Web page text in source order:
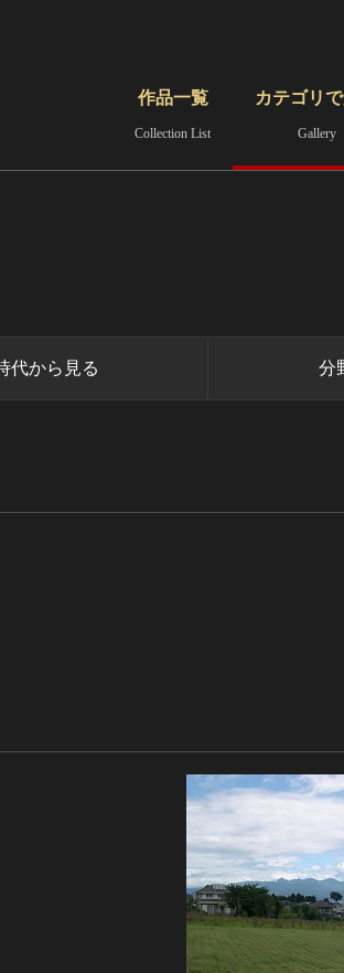
さらに詳細検索
作品一覧
Collection List
カテゴリ
Gallery
代から見る 分